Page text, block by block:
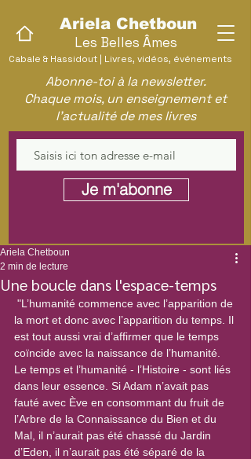
Cabale & Hassidout | Livres, vidéos, événements
Ariela Chetboun
Les Belles Âmes
Abonne-toi à la newsletter.
Chaque mois, un enseignement et
l'actualité de mes livres
Je m'abonne
Une boucle dans l'espace-temps
Ariela Chetboun
2 min de lecture
la mort et donc avec l’apparition du temps. Il
est tout aussi vrai d’affirmer que le temps
coïncide avec la naissance de l’humanité.
Le temps et l’humanité - l’Histoire - sont liés
dans leur essence. Si Adam n’avait pas
fauté avec Ève en consommant du fruit de
l’Arbre de la Connaissance du Bien et du
Mal, il n’aurait pas été chassé du Jardin
d’Eden, il n’aurait pas été séparé de la